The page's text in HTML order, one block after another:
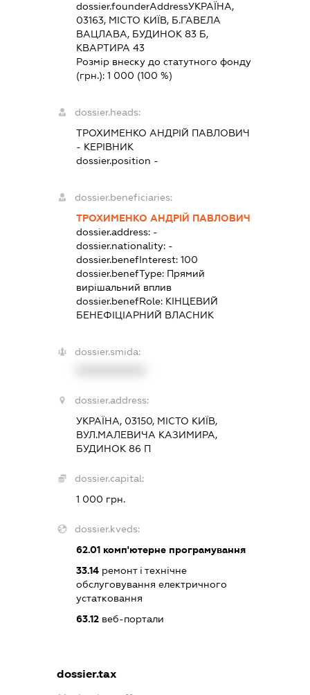
dossier.founderAddressУКРАЇНА,
03163, МІСТО КИЇВ, Б.ГАВЕЛА
ВАЦЛАВА, БУДИНОК 83 Б,
КВАРТИРА 43
Розмір внеску до статутного фонду
(грн.): 1 000 (100 %)
dossier.heads:
ТРОХИМЕНКО АНДРІЙ ПАВЛОВИЧ
- КЕРІВНИК
dossier.position -
dossier.beneficiaries:
ТРОХИМЕНКО АНДРІЙ ПАВЛОВИЧ
dossier.address: -
dossier.nationality: -
dossier.benefInterest: 100
dossier.benefType: Прямий
вирішальний вплив
dossier.benefRole: КІНЦЕВИЙ
БЕНЕФІЦІАРНИЙ ВЛАСНИК
dossier.smida:
dossier.address:
УКРАЇНА, 03150, МІСТО КИЇВ,
ВУЛ.МАЛЕВИЧА КАЗИМИРА,
БУДИНОК 86 П
dossier.capital:
1 000 грн.
dossier.kveds:
62.01комп'ютерне програмування
33.14ремонт і технічне
обслуговування електричного
устатковання
63.12веб-портали
dossier.tax